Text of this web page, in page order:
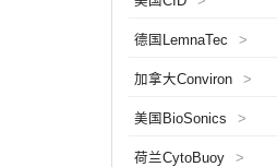
德国LemnaTec >
加拿大Conviron >
美国BioSonics >
荷兰CytoBuoy >